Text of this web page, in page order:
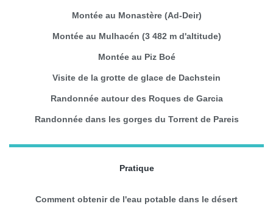
Montée au Monastère (Ad-Deir)
Montée au Mulhacén (3 482 m d'altitude)
Montée au Piz Boé
Visite de la grotte de glace de Dachstein
Randonnée autour des Roques de Garcia
Randonnée dans les gorges du Torrent de Pareis
Pratique
Comment obtenir de l'eau potable dans le désert